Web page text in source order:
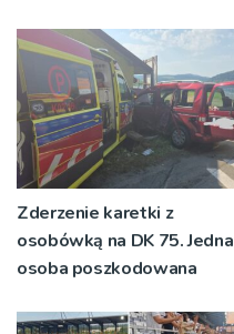
Zderzenie karetki z
osobówką na DK 75. Jedna
osoba poszkodowana